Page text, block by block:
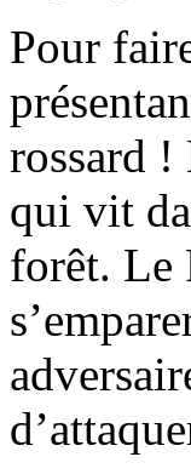
Pour
rossard
qui vit
forêt. Le